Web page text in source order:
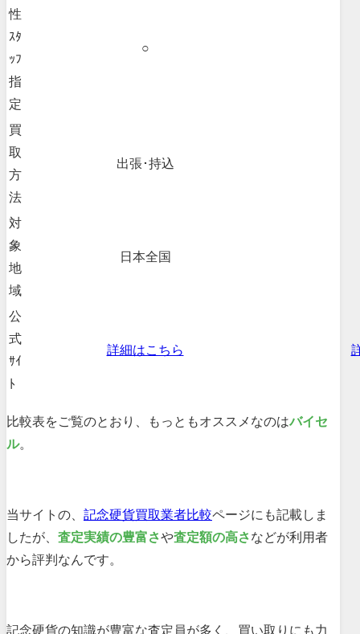
性
ｽﾀ
ｯﾌ
指
定
○
買
取
方
法
出張･持込
対
象
地
域
日本全国
公
式
ｻｲ
ﾄ
詳細はこちら
比較表をご覧のとおり、もっともオススメなのはバイセ
ル。
当サイトの、 記念硬貨買取業者比較ページにも記載しま
したが、 査定実績の豊富さや査定額の高さなどが利用者
から評判なんです。
記念硬貨の知識が豊富な査定員が多く、買い取りにも力